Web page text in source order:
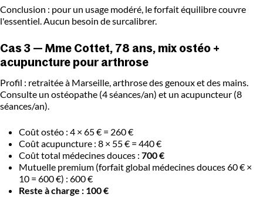
Conclusion : pour un usage modéré, le forfait équilibre couvre
l'essentiel. Aucun besoin de surcalibrer.
Cas 3 — Mme Cottet, 78 ans, mix ostéo +
acupuncture pour arthrose
Profil : retraitée à Marseille, arthrose des genoux et des mains.
Consulte un ostéopathe (4 séances/an) et un acupuncteur (8
séances/an).
Coût ostéo : 4 × 65 € = 260 €
Coût acupuncture : 8 × 55 € = 440 €
Coût total médecines douces : 700 €
Mutuelle premium (forfait global médecines douces 60 € ×
10 = 600 €) : 600 €
Reste à charge : 100 €